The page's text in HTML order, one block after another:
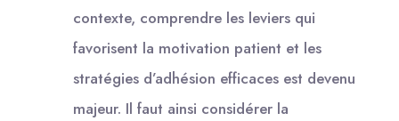
contexte, comprendre les leviers qui
favorisent la motivation patient et les
stratégies d’adhésion efficaces est devenu
majeur. Il faut ainsi considérer la